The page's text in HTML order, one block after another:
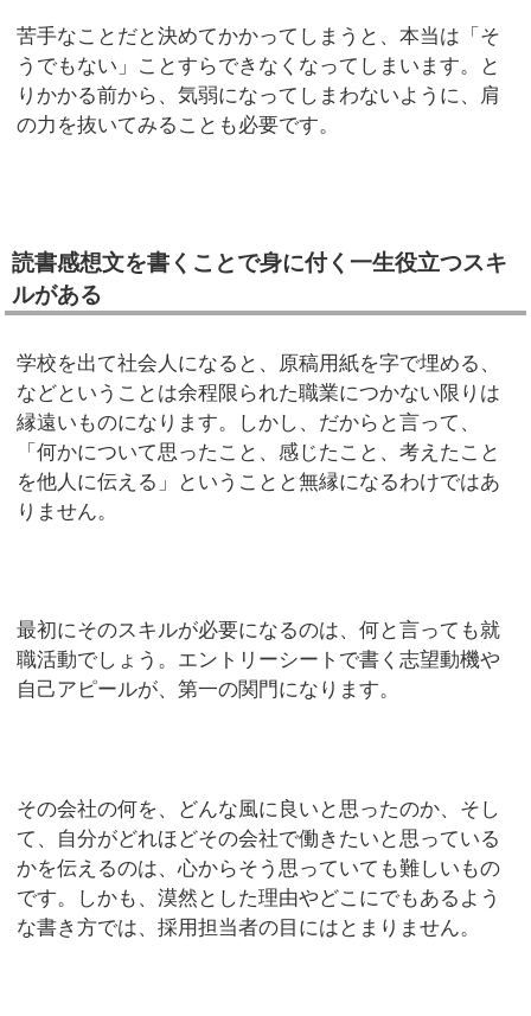
苦手なことだと決めてかかってしまうと、本当は「そ
うでもない」ことすらできなくなってしまいます。と
りかかる前から、気弱になってしまわないように、肩
の力を抜いてみることも必要です。
読書感想文を書くことで身に付く一生役立つスキ
ルがある
学校を出て社会人になると、原稿用紙を字で埋める、
などということは余程限られた職業につかない限りは
縁遠いものになります。しかし、だからと言って、
「何かについて思ったこと、感じたこと、考えたこと
を他人に伝える」ということと無縁になるわけではあ
りません。
最初にそのスキルが必要になるのは、何と言っても就
職活動でしょう。エントリーシートで書く志望動機や
自己アピールが、第一の関門になります。
その会社の何を、どんな風に良いと思ったのか、そし
て、自分がどれほどその会社で働きたいと思っている
かを伝えるのは、心からそう思っていても難しいもの
です。しかも、漠然とした理由やどこにでもあるよう
な書き方では、採用担当者の目にはとまりません。